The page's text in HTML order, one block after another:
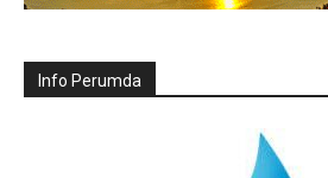
Info Perumda